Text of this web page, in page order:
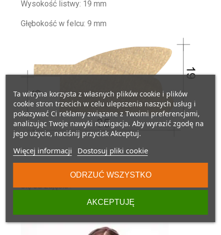
Wysokość listwy: 19 mm
Głębokość w felcu: 9 mm
W rzeczywistości kolor może nieznacznie różnić
się od zdjęcia .
Jeśli potrzebujesz pomocy skontaktuj się z nami .
Ta witryna korzysta z własnych plików cookie i plików
cookie stron trzecich w celu ulepszenia naszych usług i
pokazywać Ci reklamy związane z Twoimi preferencjami,
analizując Twoje nawyki nawigacja. Aby wyrazić zgodę na
jego użycie, naciśnij przycisk Akceptuj.
Więcej informacji Dostosuj pliki cookie
ODRZUĆ WSZYSTKO
AKCEPTUJĘ